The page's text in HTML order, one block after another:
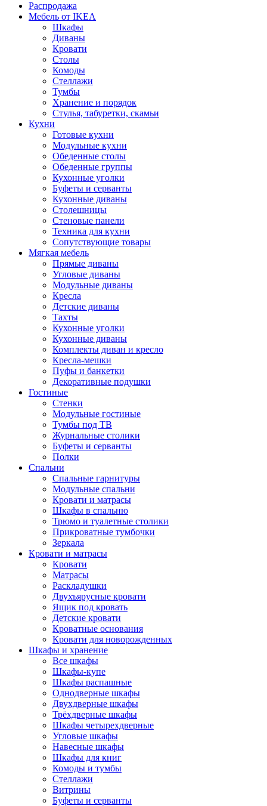
Распродажа
Мебель от IKEA
Шкафы
Диваны
Кровати
Столы
Комоды
Стеллажи
Тумбы
Хранение и порядок
Стулья, табуретки, скамьи
Кухни
Готовые кухни
Модульные кухни
Обеденные столы
Обеденные группы
Кухонные уголки
Буфеты и серванты
Кухонные диваны
Столешницы
Стеновые панели
Техника для кухни
Сопутствующие товары
Мягкая мебель
Прямые диваны
Угловые диваны
Модульные диваны
Кресла
Детские диваны
Тахты
Кухонные уголки
Кухонные диваны
Комплекты диван и кресло
Кресла-мешки
Пуфы и банкетки
Декоративные подушки
Гостиные
Стенки
Модульные гостиные
Тумбы под ТВ
Журнальные столики
Буфеты и серванты
Полки
Спальни
Спальные гарнитуры
Модульные спальни
Кровати и матрасы
Шкафы в спальню
Трюмо и туалетные столики
Прикроватные тумбочки
Зеркала
Кровати и матрасы
Кровати
Матрасы
Раскладушки
Двухъярусные кровати
Ящик под кровать
Детские кровати
Кроватные основания
Кровати для новорожденных
Шкафы и хранение
Все шкафы
Шкафы-купе
Шкафы распашные
Однодверные шкафы
Двухдверные шкафы
Трёхдверные шкафы
Шкафы четырехдверные
Угловые шкафы
Навесные шкафы
Шкафы для книг
Комоды и тумбы
Стеллажи
Витрины
Буфеты и серванты